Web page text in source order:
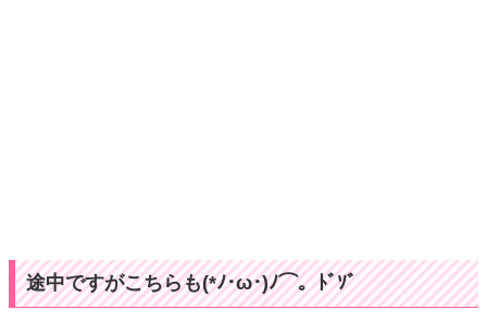
途中ですがこちらも(*ﾉ･ω･)ﾉ⌒。ﾄﾞｿﾞ